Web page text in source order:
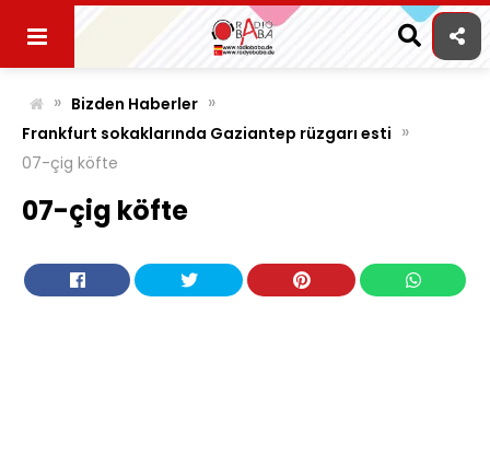
content
» Bizden Haberler »
Frankfurt sokaklarında Gaziantep rüzgarı esti »
07-çig köfte
07-çig köfte